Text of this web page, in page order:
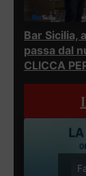
Bar Sicilia,
passa dal
CLICCA